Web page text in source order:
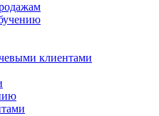
клиентами